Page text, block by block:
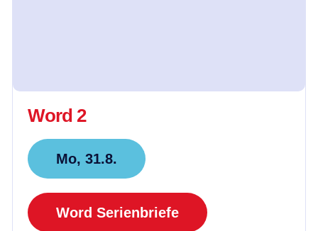
Word 2
Mo, 31.8.
Word Serienbriefe